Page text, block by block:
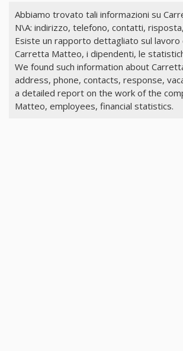
Abbiamo trovato tali informazioni su
N\A: indirizzo, telefono, contatti,
Esiste un rapporto dettagliato sul lavoro
Carretta Matteo, i dipendenti, le
We found such information about
address, phone, contacts, response,
a detailed report on the work of the
Matteo, employees, financial statistics.